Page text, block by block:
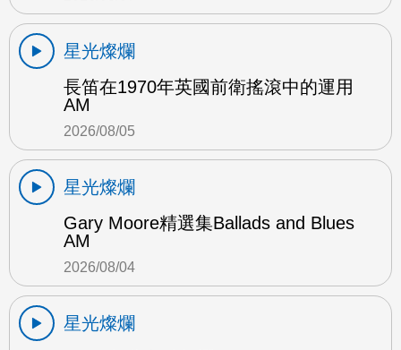
星光燦爛
長笛在1970年英國前衛搖滾中的運用
AM
2026/08/05
星光燦爛
Gary Moore精選集Ballads and Blues
AM
2026/08/04
星光燦爛